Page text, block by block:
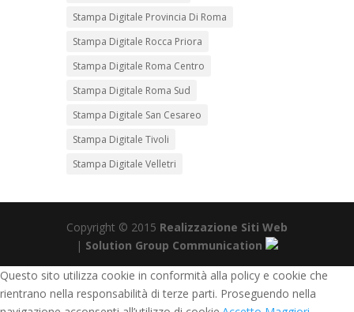
Stampa Digitale Provincia Di Roma
Stampa Digitale Rocca Priora
Stampa Digitale Roma Centro
Stampa Digitale Roma Sud
Stampa Digitale San Cesareo
Stampa Digitale Tivoli
Stampa Digitale Velletri
Copyright © 2015 Realizzazione Siti Web
| Solution Group Communication
Questo sito utilizza cookie in conformità alla policy e cookie che
rientrano nella responsabilità di terze parti. Proseguendo nella